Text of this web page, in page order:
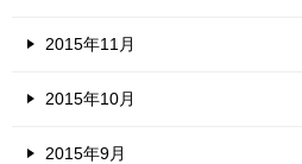
2015年11月
2015年10月
2015年9月